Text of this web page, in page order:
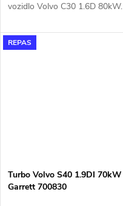
vozidlo Volvo C30 1.6D 80kW.
REPAS
Turbo Volvo S40 1.9DI 70kW
Garrett 700830